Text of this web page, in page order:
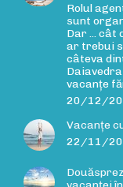
Rolul
sunt
Dar ... cât
ar trebui
câteva
vacanțe
20/12/
Vacanțe
22/11/